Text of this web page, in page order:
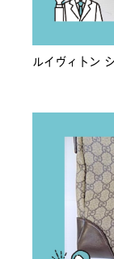
ルイヴィトン